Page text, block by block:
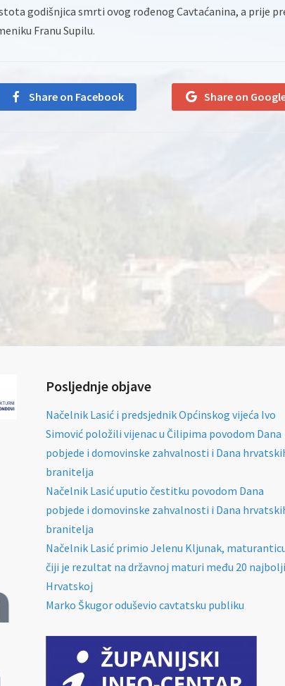
godišnjica smrti ovog rođenog Cavtaćanina, a prije
Franu Supilu.
Share on Facebook Share on
Posljednje objave
Načelnik Lasić i predsjednik Općinskog vijeća Ivo
Simović položili vijenac u Čilipima povodom Dana
pobjede i domovinske zahvalnosti i Dana
branitelja
Načelnik Lasić uputio čestitku povodom Dana
pobjede i domovinske zahvalnosti i Dana
branitelja
Načelnik Lasić primio Jelenu Kljunak,
čiji je rezultat na državnoj maturi među 20
Hrvatskoj
Marko Škugor oduševio cavtatsku publiku